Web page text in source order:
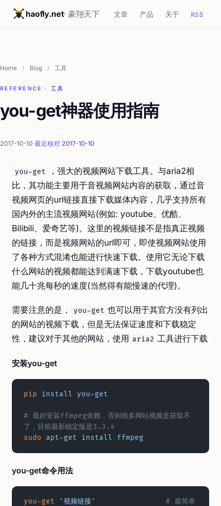
haofly.net· 豪翔天下 文章 产品 关于 RSS
Home / Blog / 工具
REFERENCE · 工具
you-get神器使用指南
2017-10-10·最近核对 2017-10-10
you-get
，强大的视频网站下载工具。与aria2相
比，其功能主要用于音视频网站内容的获取，通过音
视频网页的url链接直接下载媒体内容，几乎支持所有
国内外的主流视频网站(例如: youtube、优酷、
Bilibili、爱奇艺等)。这里的视频链接不是指真正视频
的链接，而是视频网站的url即可，即使视频网站使用
了各种方式混淆也能进行快速下载。使用它无论下载
什么网站的视频都能达到满速下载，下载youtube也
能几十兆每秒的速度(当然得有能慢速的代理)。
需要注意的是， you-get 也可以用于其官方没有列出
的网站的视频下载，但是无法保证速度和下载稳定
性，建议对于其他的网站，使用 aria2 工具进行下载
安装you-get
pip install you-get
# 最好安装ffmpeg依赖，否则很多网站视频是获取不
了，目前最新稳定版是3.3.4
sudo apt-get install ffmpeg
you-get命令用法
you-get '视频链接'